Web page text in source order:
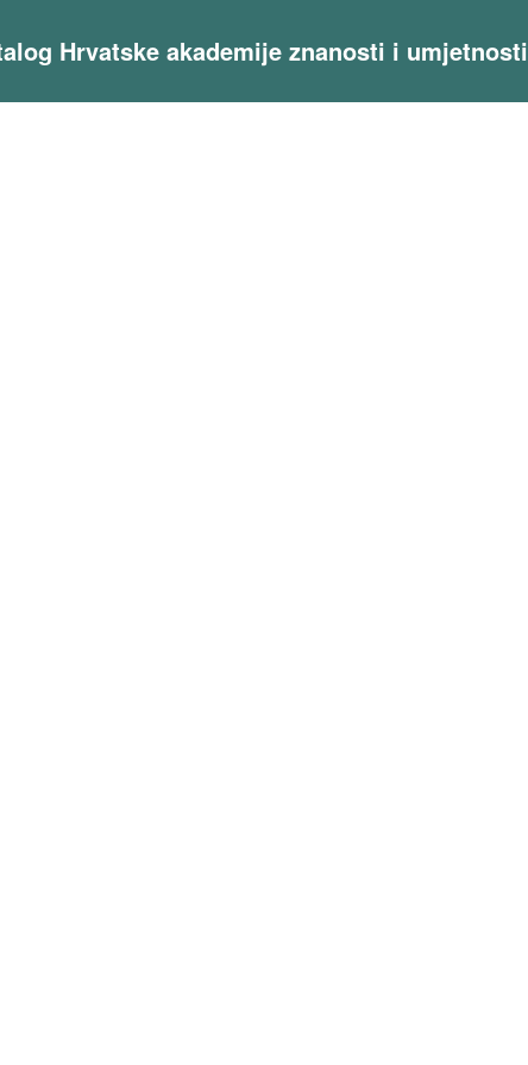
Hrvatske akademije znanosti i umjetnosti